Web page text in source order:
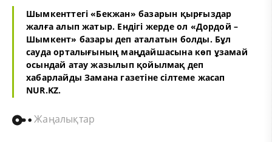
Шымкенттегі «Бекжан» базарын қырғыздар
жалға алып жатыр. Ендігі жерде ол «Дордой –
Шымкент» базары деп аталатын болды. Бұл
сауда орталығының маңдайшасына көп ұзамай
осындай атау жазылып қойылмақ деп
хабарлайды Замана газетіне сілтеме жасап
NUR.KZ.
Жаңалықтар